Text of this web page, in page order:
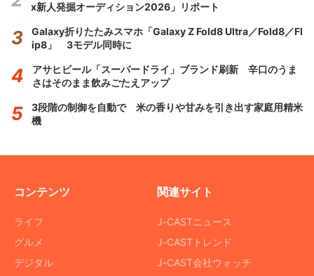
x新人発掘オーディション2026」リポート
Galaxy折りたたみスマホ「Galaxy Z Fold8 Ultra／Fold8／Fl
ip8」 3モデル同時に
アサヒビール「スーパードライ」ブランド刷新 辛口のうま
さはそのまま飲みごたえアップ
3段階の制御を自動で 米の香りや甘みを引き出す家庭用精米
機
コンテンツ
ライフ
グルメ
デジタル
関連サイト
J-CASTニュース
J-CASTトレンド
J-CAST会社ウォッチ